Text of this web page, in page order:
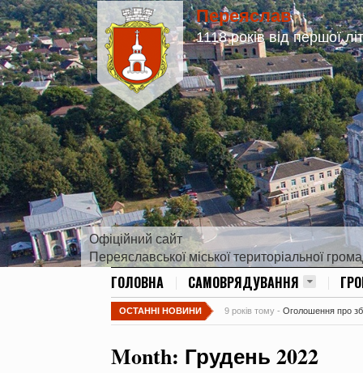
Переяслав
1118 років від першої
Офіційний сайт
Переяславської міської територіальної
ГОЛОВНА САМОВРЯДУВАННЯ
ОСТАННІ НОВИНИ 9 років тому - Оголошення про
Month: Грудень 2022